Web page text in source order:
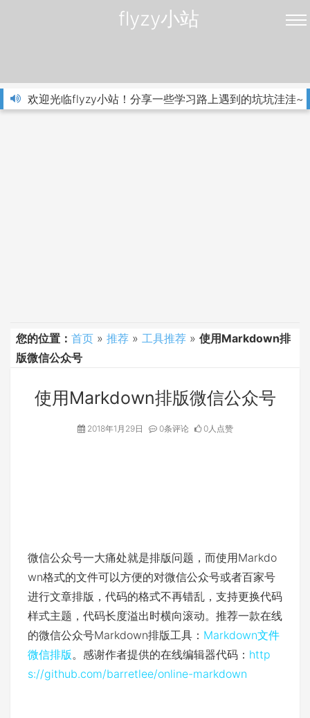
flyzy小站
欢迎光临flyzy小站！分享一些学习路上遇到的坑坑洼洼~
您的位置： 首页 » 推荐 » 工具推荐 » 使用Markdown排
版微信公众号
使用Markdown排版微信公众号
2018年1月29日 0条评论 0人点赞
微信公众号一大痛处就是排版问题，而使用Markdo
wn格式的文件可以方便的对微信公众号或者百家号
进行文章排版，代码的格式不再错乱，支持更换代码
样式主题，代码长度溢出时横向滚动。推荐一款在线
的微信公众号Markdown排版工具： Markdown文件
微信排版。感谢作者提供的在线编辑器代码： http
s://github.com/barretlee/online-markdown